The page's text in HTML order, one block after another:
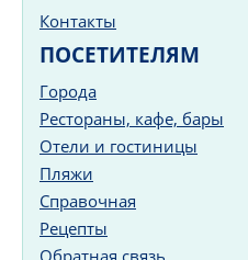
Контакты
ПОСЕТИТЕЛЯМ
Города
Рестораны, кафе, бары
Отели и гостиницы
Пляжи
Справочная
Рецепты
Обратная связь